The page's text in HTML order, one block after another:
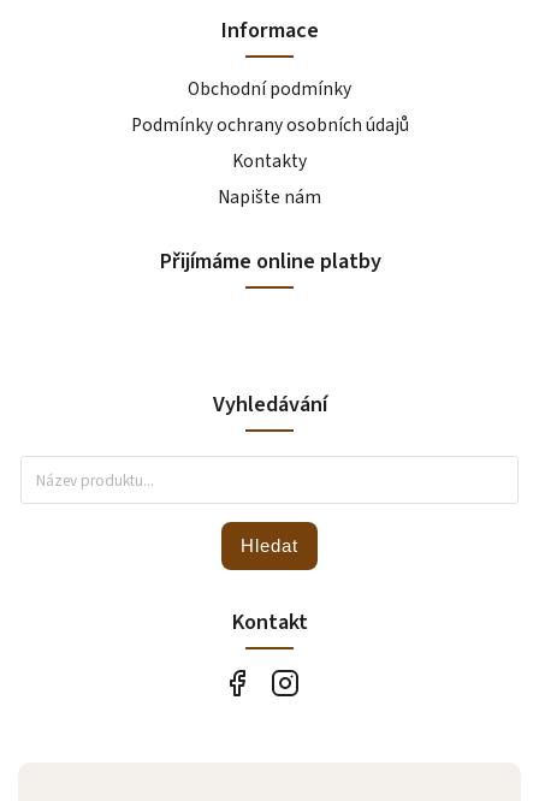
Informace
Obchodní podmínky
Podmínky ochrany osobních údajů
Kontakty
Napište nám
Přijímáme online platby
Vyhledávání
Hledat
Kontakt